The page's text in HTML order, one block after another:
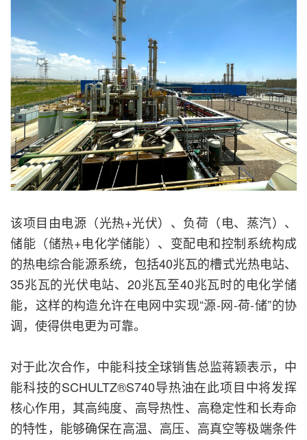
该项目由电源（光热+光伏）、负荷（电、蒸汽）、
储能（储热+电化学储能）、变配电和控制系统构成
的热电综合能源系统，包括40兆瓦的槽式光热电站、
35兆瓦的光伏电站、20兆瓦至40兆瓦时的电化学储
能，这样的构造允许在电网中实现“源-网-荷-储”的协
调，使得供电更为可靠。
对于此次合作，中能科技全球销售总监蒋颖表示，中
能科技的SCHULTZ®S740导热油在此项目中将发挥
核心作用，其高纯度、高导热性、高稳定性和长寿命
的特性，能够确保在高温、高压、高真空等极端条件